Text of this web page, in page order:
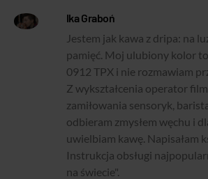
Ika Graboń
Jestem jak kawa z dripa: na
pamięć. Moj ulubiony kolor
0912 TPX i nie rozmawiam
Z wykształcenia operator
zamiłowania sensoryk,
odbieram zmysłem węchu i
uwielbiam kawę. Napisałam
Instrukcja obsługi
na świecie".